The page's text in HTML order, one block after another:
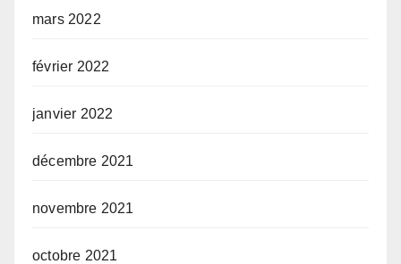
mars 2022
février 2022
janvier 2022
décembre 2021
novembre 2021
octobre 2021